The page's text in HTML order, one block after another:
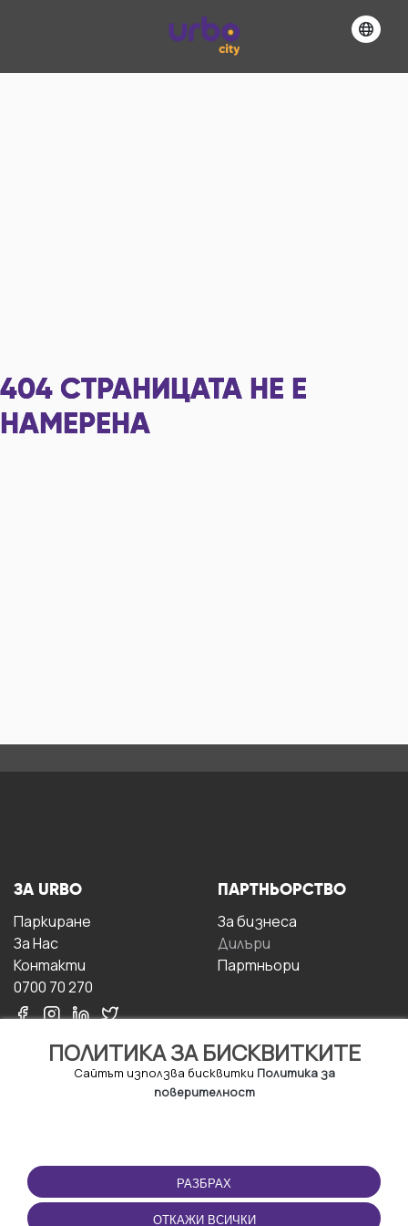
404 СТРАНИЦАТА НЕ Е
НАМЕРЕНА
ПОЛИТИКА ЗА БИСКВИТКИТЕ
Сайтът използва бисквитки Политика за
поверителност
РАЗБРАХ
ОТКАЖИ ВСИЧКИ
ЗА URBO
Паркиране
За Hас
Контакти
0700 70 270
ПАРТНЬОРСТВО
За бизнесa
Дилъри
Партньори
ПОЛЗВАНЕ
Правила и условия за
ползване
ПРИЛОЖЕНИЕТО